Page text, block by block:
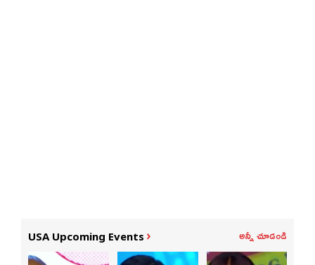
USA Upcoming Events అన్నీ చూడండి